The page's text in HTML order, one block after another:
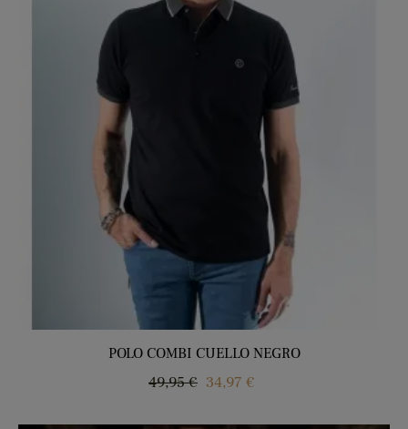
POLO COMBI CUELLO NEGRO
Precio
49,95 € Precio
34,97 €